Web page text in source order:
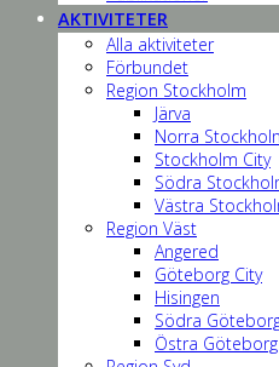
AKTIVITETER
Alla aktiviteter
Förbundet
Region Stockholm
Järva
Norra
Stockholm City
Södra
Västra
Region Väst
Angered
Göteborg City
Hisingen
Södra
Östra Göteborg